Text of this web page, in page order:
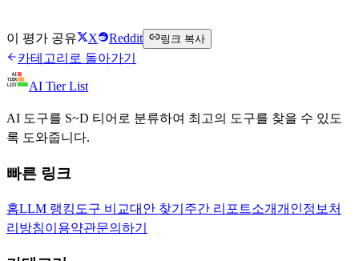
이 평가 공유 X Reddit 링크 복사
카테고리로 돌아가기
AI Tier List
AI 도구를 S~D 티어로 분류하여 최고의 도구를 찾을 수 있도
록 도와줍니다.
빠른 링크
홈LLM 랭킹 도구 비교대안 찾기 주간 리포트소개개인정보처
리방침이용약관문의하기